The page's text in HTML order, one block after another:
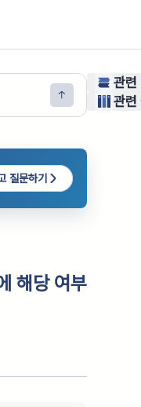
질문하기
해당 여부
관련
관련